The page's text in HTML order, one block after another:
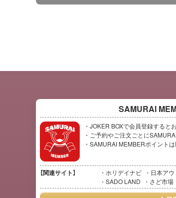
SAMURAI
・JOKER BOXで会員登録すると
・ご予約やご注文ごとに
・SAMURAI MEMBERポイント
【関連サイト】 ホリデイナビ 日本ア
SADO LAND
さど市場